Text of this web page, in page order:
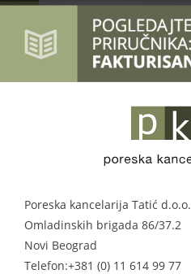
Poreska kancelarija Tatić d.o.o.
Omladinskih brigada 86/37.2
Novi Beograd
Telefon:+381 (0) 11 614 99 77